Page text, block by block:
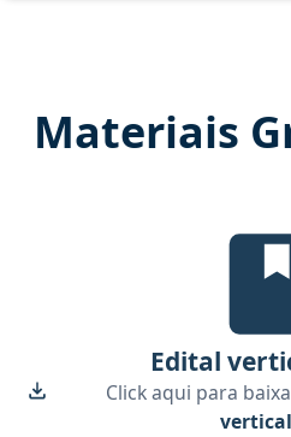
Materiais
Edital
Click aqui para